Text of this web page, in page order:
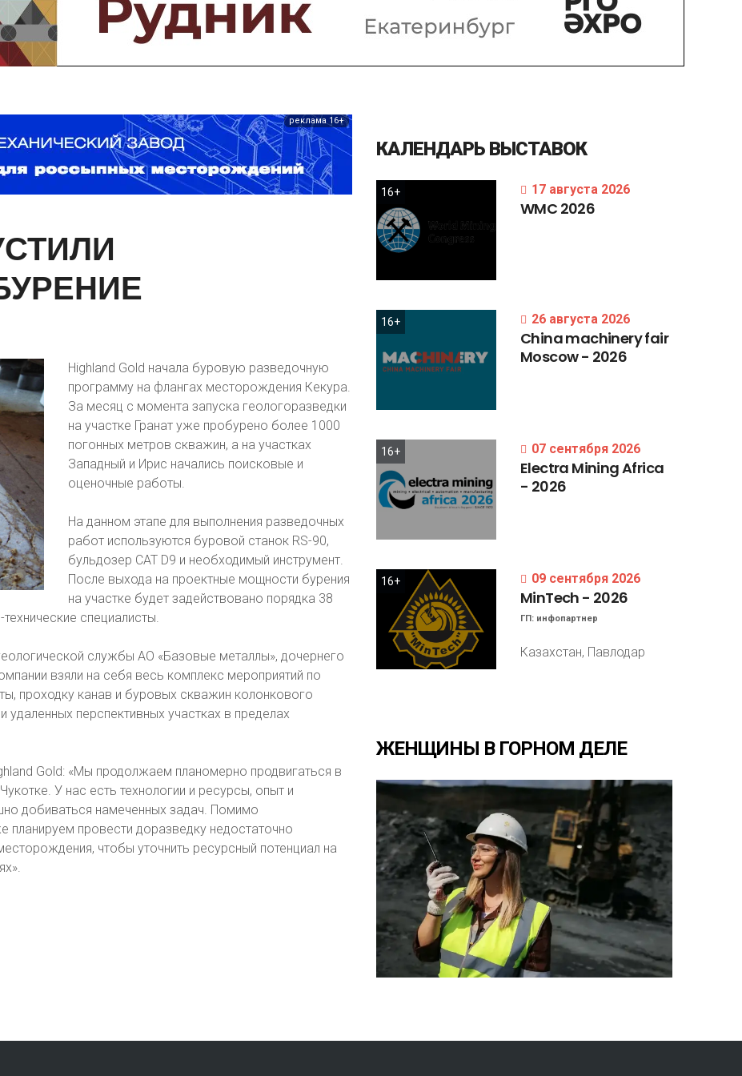
Предприятия и компании
Интервью
Выставки, Конференции
реклама 16+
Highland Gold начала буровую разведочную
программу на флангах месторождения Кекура.
За месяц с момента запуска геологоразведки
на участке Гранат уже пробурено более 1000
погонных метров скважин, а на участках
Западный и Ирис начались поисковые и
оценочные работы.
На данном этапе для выполнения разведочных
работ используются буровой станок RS-90,
бульдозер CAT D9 и необходимый инструмент.
После выхода на проектные мощности бурения
на участке будет задействовано порядка 38
специалисты.
службы АО «Базовые металлы», дочернего
взяли на себя весь комплекс мероприятий по
проходку канав и буровых скважин колонкового
перспективных участках в пределах
Gold: «Мы продолжаем планомерно продвигаться в
У нас есть технологии и ресурсы, опыт и
добиваться намеченных задач. Помимо
планируем провести доразведку недостаточно
чтобы уточнить ресурсный потенциал на
КАЛЕНДАРЬ ВЫСТАВОК
16+ 17 августа 2026
WMC 2026
16+ 26 августа 2026
Chinamachineryfair
Moscow- 2026
16+ 07 сентября 2026
Electra MiningAfrica
- 2026
16+ 09 сентября 2026
MinTech - 2026
ГП: инфопартнер
Казахстан, Павлодар
ЖЕНЩИНЫ В ГОРНОМ ДЕЛЕ